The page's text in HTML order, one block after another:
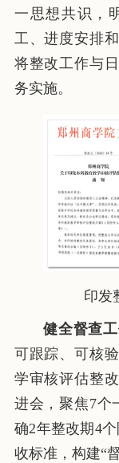
一思想共识，
工、进度安排
将整改工作与
务实施。
印发
健全督查工
可跟踪、可核
学审核评估整
进会，聚焦7个
确2年整改期4
收标准，构建“